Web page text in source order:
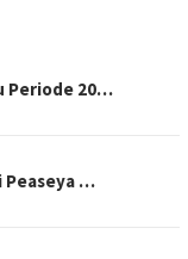
Periode 20…
Peaseya …